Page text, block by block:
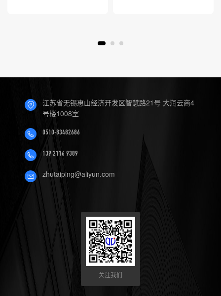
江苏省无锡惠山经济开发区智慧路21号 大润云商4
号楼1008室
0510-83482686
139 2116 9389
zhutaiping@aliyun.com
关注我们